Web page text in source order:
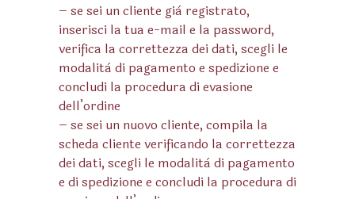
– se sei un cliente già registrato,
inserisci la tua e-mail e la password,
verifica la correttezza dei dati, scegli le
modalità di pagamento e spedizione e
concludi la procedura di evasione
dell’ordine
– se sei un nuovo cliente, compila la
scheda cliente verificando la correttezza
dei dati, scegli le modalità di pagamento
e di spedizione e concludi la procedura di